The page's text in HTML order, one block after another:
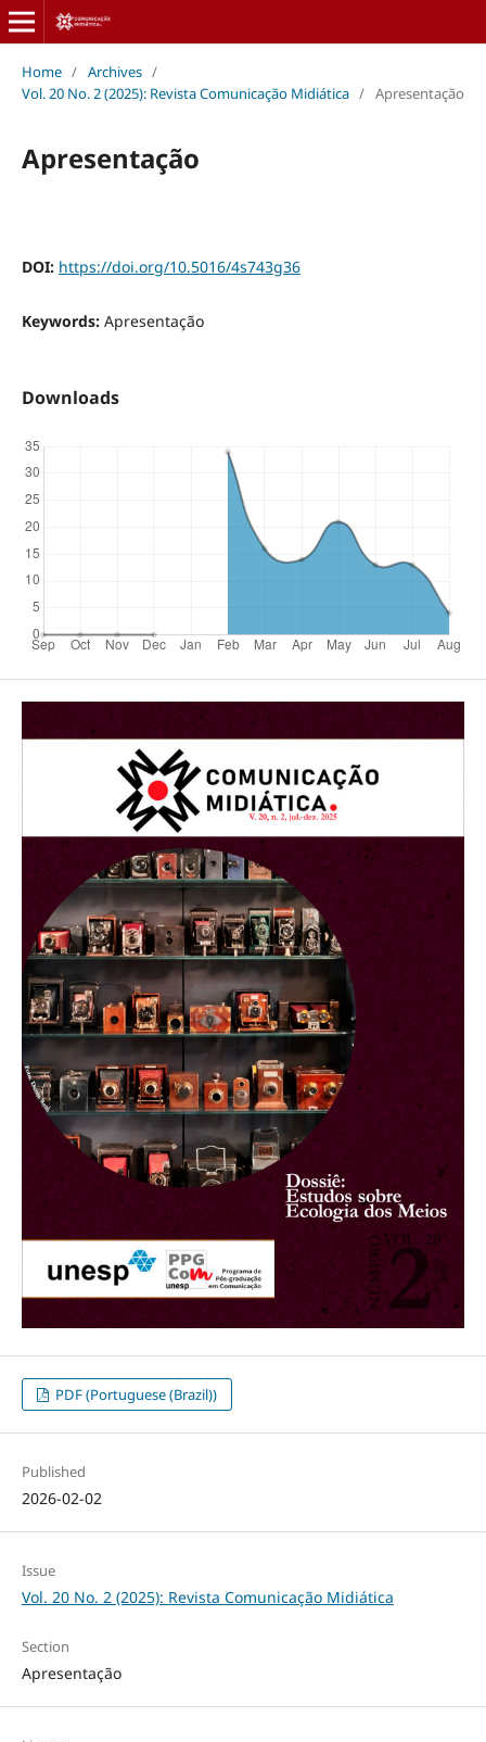
Home / Archives /
Vol. 20 No. 2 (2025): Revista Comunicação Midiática / Apresentação
Apresentação
DOI: https://doi.org/10.5016/4s743g36
Keywords: Apresentação
Downloads
PDF (Portuguese (Brazil))
Published
2026-02-02
Issue
Vol. 20 No. 2 (2025): Revista Comunicação Midiática
Section
Apresentação